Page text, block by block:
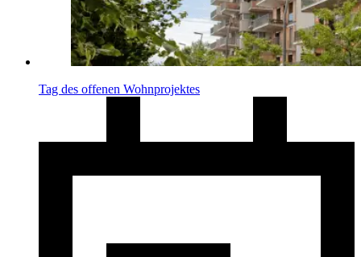
Tag des offenen Wohnprojektes